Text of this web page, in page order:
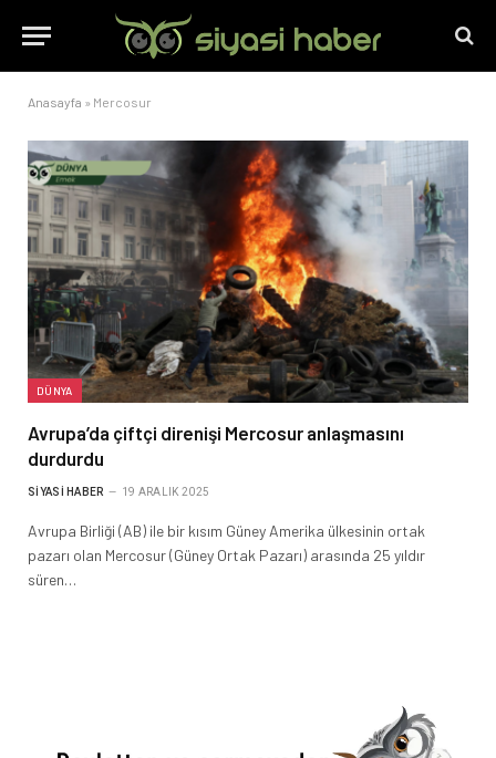
Anasayfa » Mercosur
DÜNYA
Avrupa’da çiftçi direnişi Mercosur anlaşmasını
durdurdu
SIYASI HABER 19 ARALIK 2025
Avrupa Birliği (AB) ile bir kısım Güney Amerika ülkesinin ortak
pazarı olan Mercosur (Güney Ortak Pazarı) arasında 25 yıldır
süren…